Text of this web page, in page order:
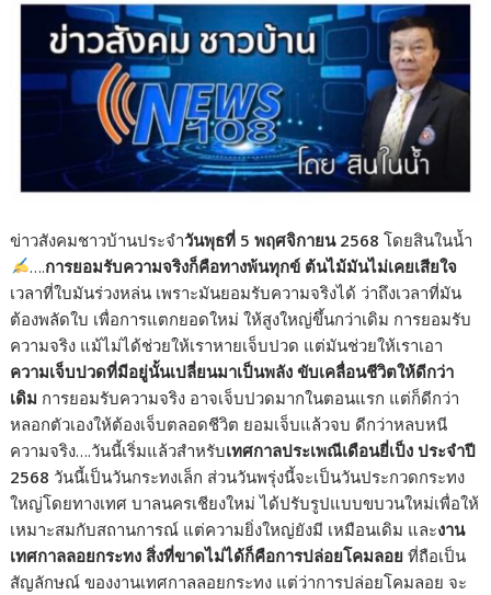
ข่าวสังคมชาวบ้านประจำวันพุธที่ 5 พฤศจิกายน 2568 โดยสินในน้ำ
….การยอมรับความจริงก็คือทางพ้นทุกข์ ต้นไม้มันไม่เคยเสียใจ
เวลาที่ใบมันร่วงหล่น เพราะมันยอมรับความจริงได้ ว่าถึงเวลาที่มัน
ต้องพลัดใบ เพื่อการแตกยอดใหม่ ให้สูงใหญ่ขึ้นกว่าเดิม การยอมรับ
ความจริง แม้ไม่ได้ช่วยให้เราหายเจ็บปวด แต่มันช่วยให้เราเอา
ความเจ็บปวดที่มีอยู่นั้นเปลี่ยนมาเป็นพลัง ขับเคลื่อนชีวิตให้ดีกว่า
เดิม การยอมรับความจริง อาจเจ็บปวดมากในตอนแรก แต่ก็ดีกว่า
หลอกตัวเองให้ต้องเจ็บตลอดชีวิต ยอมเจ็บแล้วจบ ดีกว่าหลบหนี
ความจริง….วันนี้เริ่มแล้วสำหรับเทศกาลประเพณีเดือนยี่เป็ง ประจำปี
2568 วันนี้เป็นวันกระทงเล็ก ส่วนวันพรุ่งนี้จะเป็นวันประกวดกระทง
ใหญ่โดยทางเทศ บาลนครเชียงใหม่ ได้ปรับรูปแบบขบวนใหม่เพื่อให้
เหมาะสมกับสถานการณ์ แต่ความยิ่งใหญ่ยังมี เหมือนเดิม และงาน
เทศกาลลอยกระทง สิ่งที่ขาดไม่ได้ก็คือการปล่อยโคมลอย ที่ถือเป็น
สัญลักษณ์ ของงานเทศกาลลอยกระทง แต่ว่าการปล่อยโคมลอย จะ